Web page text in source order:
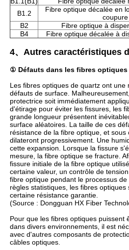
B1.2
Fibre optique décalée en
coupure
B2
Fibre optique à
B4
Fibre optique décalée à
4、Autres caractéristiques
① Défauts dans les fibres optiques
Les fibres optiques de quartz ont une
défauts de surface.
protectrice soit immédiatement
d'étirage pour éviter les fissures, les
grande longueur présentent
surface aléatoires. La taille de ces
résistance de la fibre optique, et
dilateront progressivement. Une
cette expansion. Lorsque la fissure
mesure, la fibre optique se fracture.
fissure initiale de la fibre optique
certaine valeur, un contrôle de
fibre optique pendant le processus
règles statistiques, les fibres
certaine résistance garantie.
(Source : Dongguan HX Fiber
Pour que les fibres optiques puissent
dans divers environnements, il est
avec d'autres composants de
câbles optiques.